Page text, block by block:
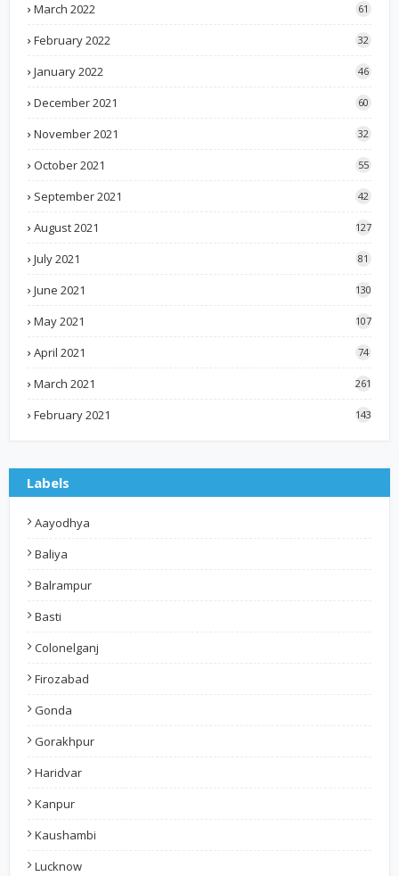
March 2022 61
February 2022 32
January 2022 46
December 2021 60
November 2021 32
October 2021 55
September 2021 42
August 2021 127
July 2021 81
June 2021 130
May 2021 107
April 2021 74
March 2021 261
February 2021 143
Labels
Aayodhya
Baliya
Balrampur
Basti
Colonelganj
Firozabad
Gonda
Gorakhpur
Haridvar
Kanpur
Kaushambi
Lucknow